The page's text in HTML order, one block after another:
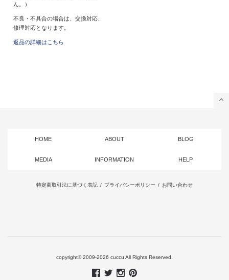
ん。）
不良・不具合の場合は、交換対応、
修理対応となります。
返品の詳細はこちら
HOME ABOUT BLOG
MEDIA INFORMATION HELP
特定商取引法に基づく表記 / プライバシーポリシー / お問い合わせ
copyright© 2009-2026 cuccu All Rights Reserved.